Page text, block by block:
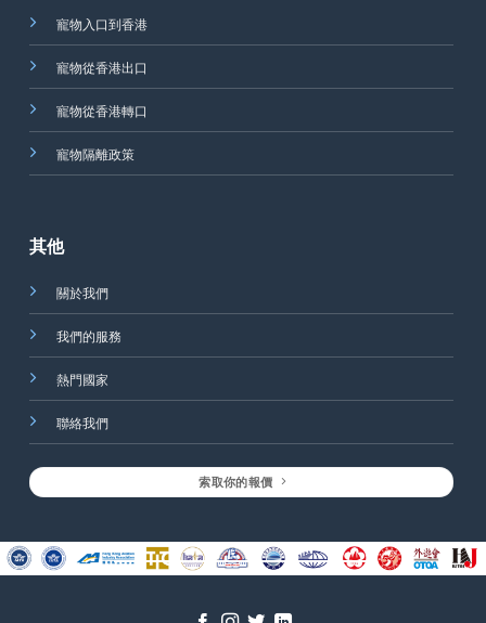
寵物入口到香港
寵物從香港出口
寵物從香港轉口
寵物隔離政策
其他
關於我們
我們的服務
熱門國家
聯絡我們
索取你的報價